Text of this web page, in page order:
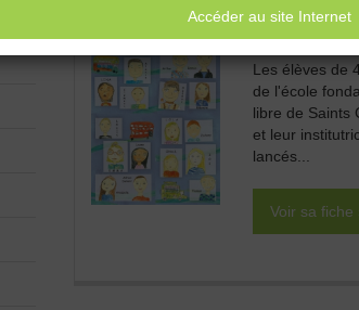
Accéder au site Internet
BIBLIOTHÈQUE
Les élèves de
de l'école
libre de Saints
et leur
lancés...
Voir sa fiche